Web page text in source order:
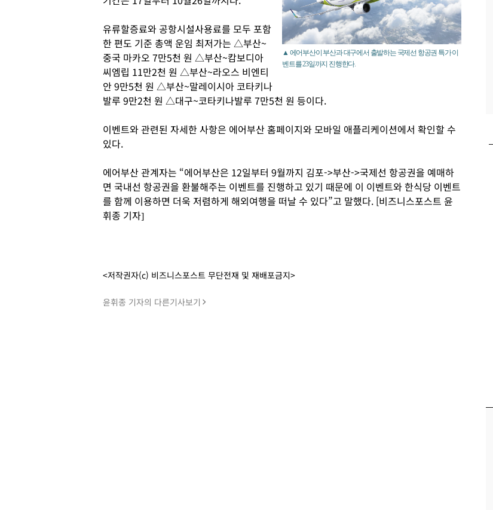
▲ 에어부산이 부산과 대구에서 출발하는 국제선 항공권 특가 이
벤트를 23일까지 진행한다.
유류할증료와 공항시설사용료를 모두 포함
한 편도 기준 총액 운임 최저가는 △부산~
중국 마카오 7만5천 원 △부산~캄보디아
씨엠립 11만2천 원 △부산~라오스 비엔티
안 9만5천 원 △부산~말레이시아 코타키나
발루 9만2천 원 △대구~코타키나발루 7만5천 원 등이다.
이벤트와 관련된 자세한 사항은 에어부산 홈페이지와 모바일 애플리케이션에서 확인할 수
있다.
에어부산 관계자는 “에어부산은 12일부터 9월까지 김포->부산->국제선 항공권을 예매하
면 국내선 항공권을 환불해주는 이벤트를 진행하고 있기 때문에 이 이벤트와 한식당 이벤트
를 함께 이용하면 더욱 저렴하게 해외여행을 떠날 수 있다”고 말했다. [비즈니스포스트 윤
휘종 기자]
<저작권자(c) 비즈니스포스트 무단전재 및 재배포금지>
윤휘종 기자의 다른기사보기